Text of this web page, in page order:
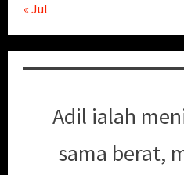
« Jul
Adil ialah
sama berat,